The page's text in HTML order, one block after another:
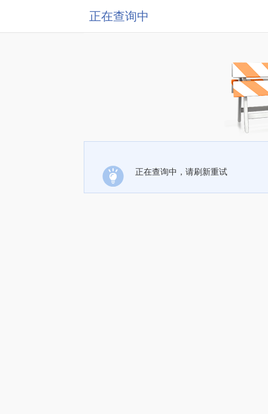
正在查询中
正在查询中，请刷新重试